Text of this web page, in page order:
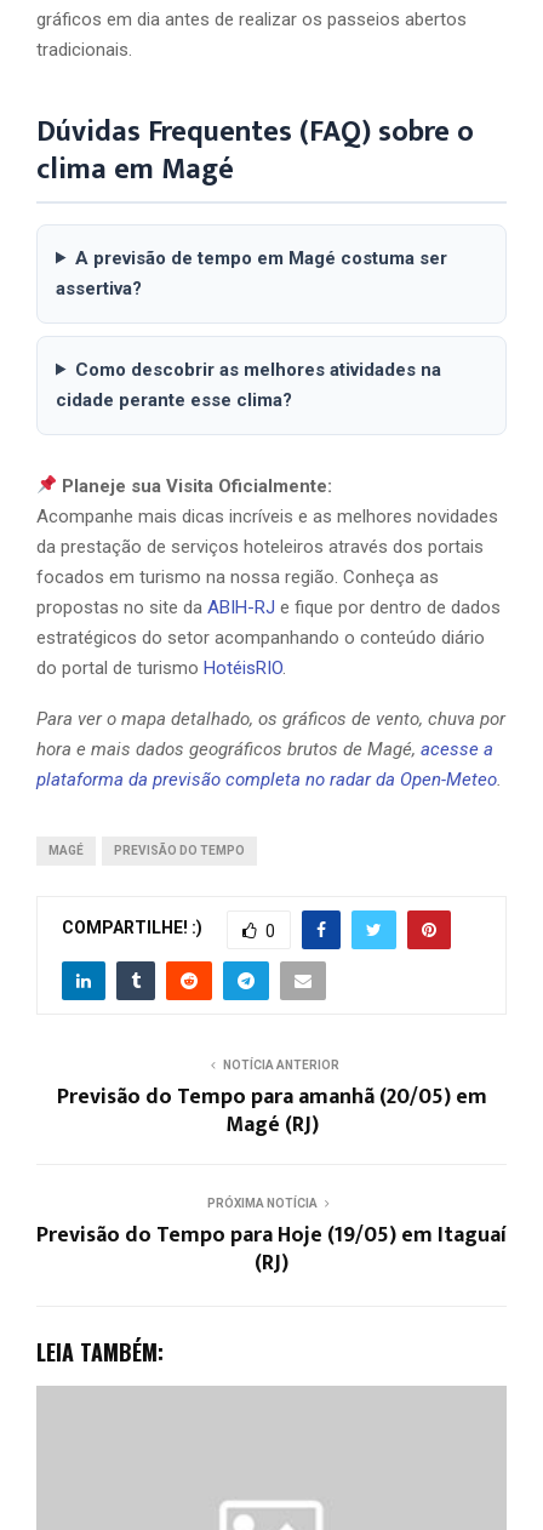
gráficos em dia antes de realizar os passeios abertos
tradicionais.
Dúvidas Frequentes (FAQ) sobre o
clima em Magé
A previsão de tempo em Magé costuma ser
assertiva?
Como descobrir as melhores atividades na
cidade perante esse clima?
Planeje sua Visita Oficialmente:
Acompanhe mais dicas incríveis e as melhores novidades
da prestação de serviços hoteleiros através dos portais
focados em turismo na nossa região. Conheça as
propostas no site da ABIH-RJ e fique por dentro de dados
estratégicos do setor acompanhando o conteúdo diário
do portal de turismo HotéisRIO
Para ver o mapa detalhado, os gráficos de vento, chuva por
hora e mais dados geográficos brutos de Magé, acesse a
plataforma da previsão completa no radar da Open-Meteo
MAGÉ PREVISÃO DO TEMPO
COMPARTILHE! :) 0
NOTÍCIA ANTERIOR
Previsão do Tempo para amanhã (20/05) em
Magé (RJ)
PRÓXIMA NOTÍCIA
Previsão do Tempo para Hoje (19/05) em Itaguaí
(RJ)
LEIA TAMBÉM: